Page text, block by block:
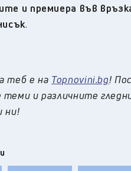
и премиера във
.
теб е на Topnovini.bg!
и различните
ни!